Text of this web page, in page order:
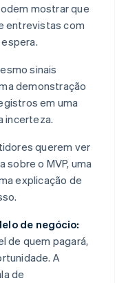
mostrar que
entrevistas com
sinais
demonstração
em uma
incerteza.
querem ver
sobre o MVP, uma
explicação de
de negócio:
de quem pagará,
A
de